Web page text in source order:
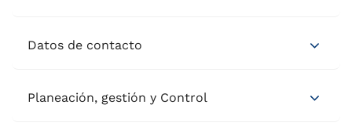
Datos de contacto
Planeación, gestión y Control